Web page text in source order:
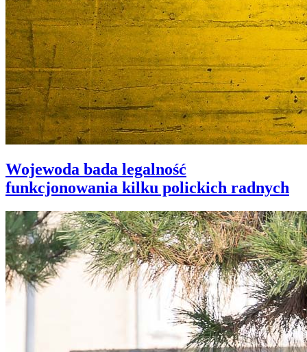
Wojewoda bada legalność
funkcjonowania kilku polickich radnych